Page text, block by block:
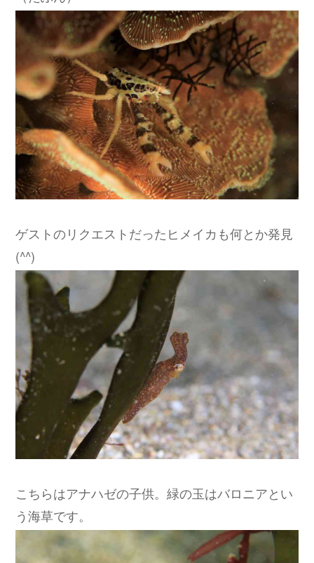
ゲストのリクエストだったヒメイカも何とか発見
(^^)
こちらはアナハゼの子供。緑の玉はバロニアとい
う海草です。